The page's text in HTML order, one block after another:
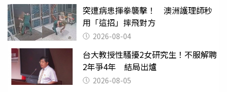
突遭病患揮拳襲擊！ 澳洲護理師秒
用「這招」摔飛對方
2026-08-04
台大教授性騷擾2女研究生！不服解聘
2年爭4年 結局出爐
2026-08-05